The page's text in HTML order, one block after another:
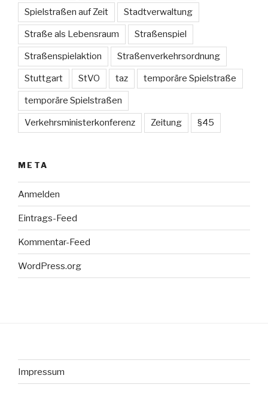
Spielstraßen auf Zeit Stadtverwaltung
Straße als Lebensraum Straßenspiel
Straßenspielaktion Straßenverkehrsordnung
Stuttgart StVO taz temporäre Spielstraße
temporäre Spielstraßen
Verkehrsministerkonferenz Zeitung §45
META
Anmelden
Eintrags-Feed
Kommentar-Feed
WordPress.org
Impressum